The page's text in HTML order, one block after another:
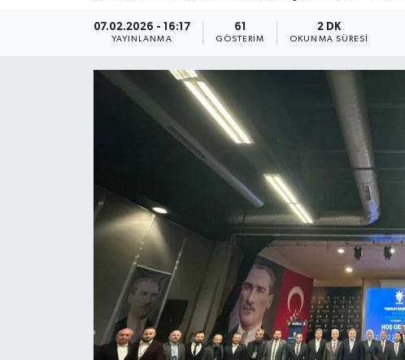
07.02.2026 - 16:17
YAYINLANMA
61
GÖSTERIM
2 DK
OKUNMA SÜRESI
Haber Arşivi